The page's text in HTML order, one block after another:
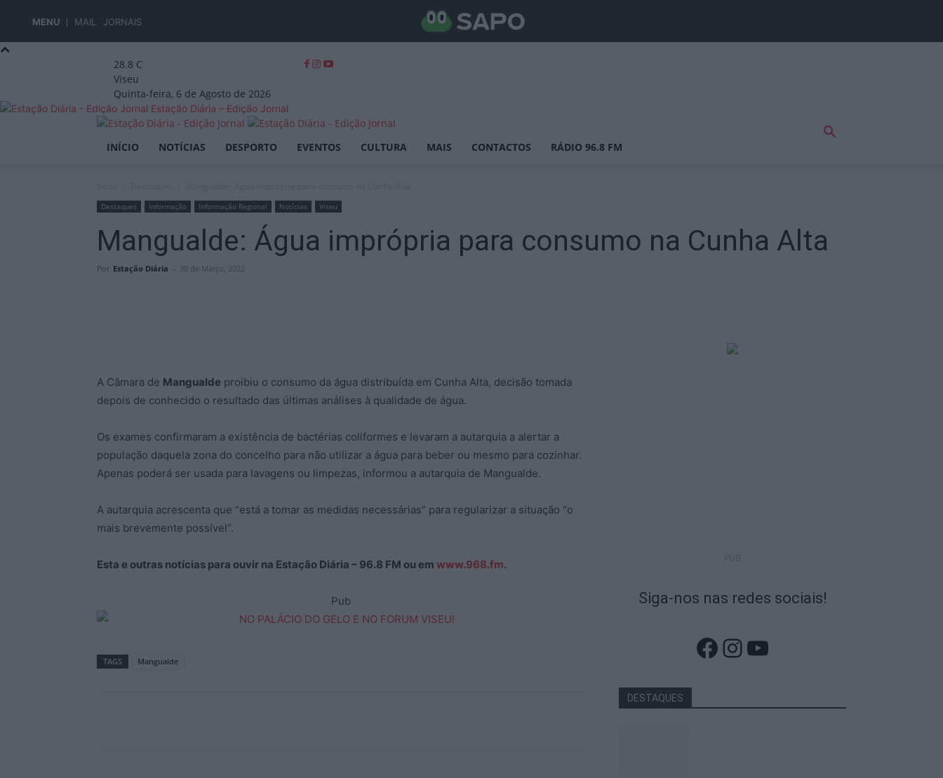
MENU MAIL JORNAIS
28.8 C
Viseu
Quinta-feira, 6 de Agosto de 2026
Estação Diária – Edição Jornal
INÍCIO NOTÍCIAS DESPORTO EVENTOS CULTURA MAIS CONTACTOS RÁDIO 96.8 FM
Destaques Informação Informação Regional Notícias Viseu
Mangualde: Água imprópria para consumo na Cunha Alta
Por Estação Diária - 30 de Março, 2022
A Câmara de Mangualde proibiu o consumo da água distribuída em Cunha Alta, decisão tomada
depois de conhecido o resultado das últimas análises à qualidade de água.
Os exames confirmaram a existência de bactérias coliformes e levaram a autarquia a alertar a
população daquela zona do concelho para não utilizar a água para beber ou mesmo para cozinhar.
Apenas poderá ser usada para lavagens ou limpezas, informou a autarquia de Mangualde.
A autarquia acrescenta que “está a tomar as medidas necessárias” para regularizar a situação “o
mais brevemente possível”.
Esta e outras notícias para ouvir na Estação Diária – 96.8 FM ou em www.968.fm.
Pub
TAGS Mangualde
Siga-nos nas redes sociais!
Facebook
Instagram
YouTube
DESTAQUES